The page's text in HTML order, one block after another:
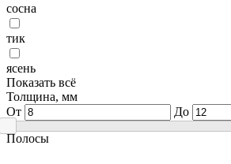
сосна
тик
ясень
Показать всё
Толщина, мм
От
До
Полосы